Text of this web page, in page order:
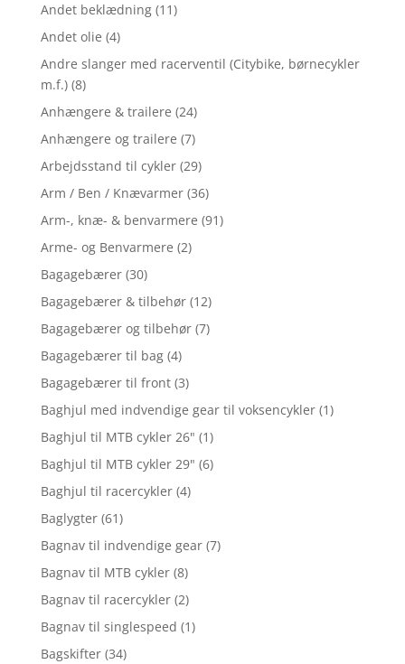
Andet beklædning (11)
Andet olie (4)
Andre slanger med racerventil (Citybike, børnecykler
m.f.) (8)
Anhængere & trailere (24)
Anhængere og trailere (7)
Arbejdsstand til cykler (29)
Arm / Ben / Knævarmer (36)
Arm-, knæ- & benvarmere (91)
Arme- og Benvarmere (2)
Bagagebærer (30)
Bagagebærer & tilbehør (12)
Bagagebærer og tilbehør (7)
Bagagebærer til bag (4)
Bagagebærer til front (3)
Baghjul med indvendige gear til voksencykler (1)
Baghjul til MTB cykler 26" (1)
Baghjul til MTB cykler 29" (6)
Baghjul til racercykler (4)
Baglygter (61)
Bagnav til indvendige gear (7)
Bagnav til MTB cykler (8)
Bagnav til racercykler (2)
Bagnav til singlespeed (1)
Bagskifter (34)